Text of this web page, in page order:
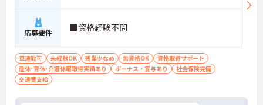
応募要件 ■資格経験不問
車通勤可 未経験OK 残業少なめ 無資格OK
資格取得サポート
産休･育休･介護休暇取得実績あり
ボーナス・賞与あり
社会保険完備
交通費支給